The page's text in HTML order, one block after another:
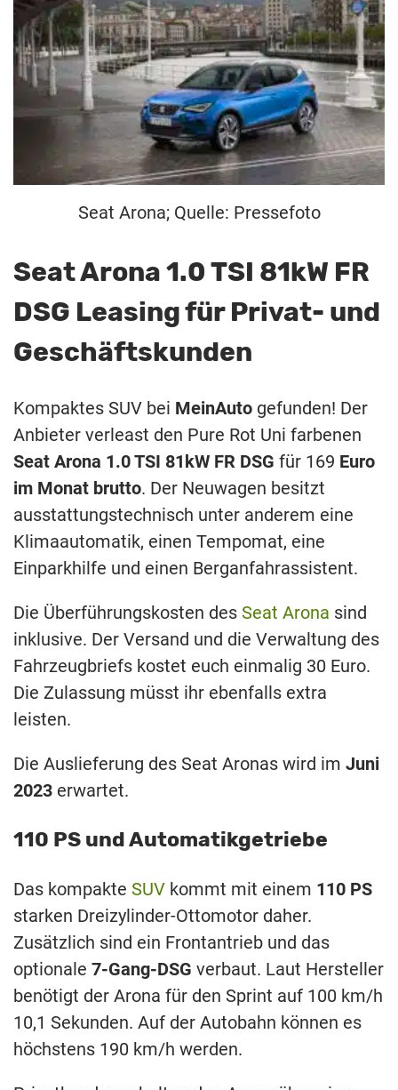
Seat Arona; Quelle: Pressefoto
Seat Arona 1.0 TSI 81kW FR
DSG Leasing für Privat- und
Geschäftskunden
Kompaktes SUV bei MeinAuto gefunden! Der
Anbieter verleast den Pure Rot Uni farbenen
Seat Arona 1.0 TSI 81kW FR DSG für 169 Euro
im Monat brutto. Der Neuwagen besitzt
ausstattungstechnisch unter anderem eine
Klimaautomatik, einen Tempomat, eine
Einparkhilfe und einen Berganfahrassistent.
Die Überführungskosten des Seat Arona sind
inklusive. Der Versand und die Verwaltung des
Fahrzeugbriefs kostet euch einmalig 30 Euro.
Die Zulassung müsst ihr ebenfalls extra
leisten.
Die Auslieferung des Seat Aronas wird im Juni
2023 erwartet.
110 PS und Automatikgetriebe
Das kompakte SUV kommt mit einem 110 PS
starken Dreizylinder-Ottomotor daher.
Zusätzlich sind ein Frontantrieb und das
optionale 7-Gang-DSG verbaut. Laut Hersteller
benötigt der Arona für den Sprint auf 100 km/h
10,1 Sekunden. Auf der Autobahn können es
höchstens 190 km/h werden.